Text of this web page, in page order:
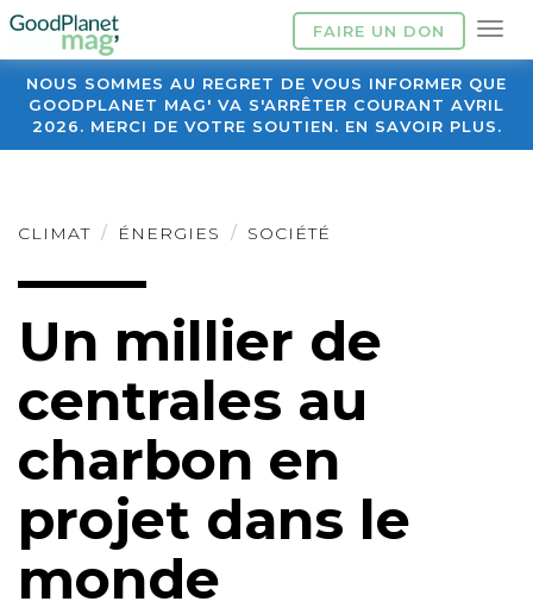
FAIRE UN DON
NOUS SOMMES AU REGRET DE VOUS INFORMER QUE
GOODPLANET MAG' VA S'ARRÊTER COURANT AVRIL
2026. MERCI DE VOTRE SOUTIEN. EN SAVOIR PLUS.
CLIMAT ÉNERGIES SOCIÉTÉ
Un millier de
centrales au
charbon en
projet dans le
monde